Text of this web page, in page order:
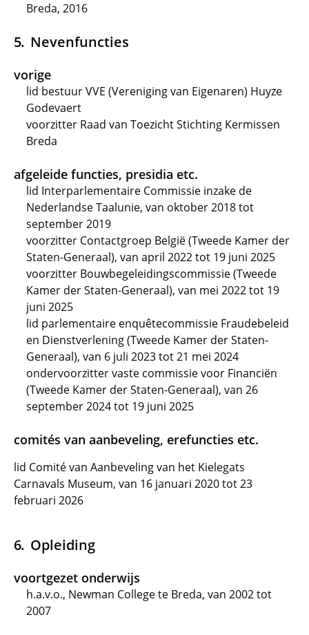
Breda, 2016
Nevenfuncties
vorige
lid bestuur VVE (Vereniging van Eigenaren) Huyze
Godevaert
voorzitter Raad van Toezicht Stichting Kermissen
Breda
afgeleide functies, presidia etc.
lid Interparlementaire Commissie inzake de
Nederlandse Taalunie, van oktober 2018 tot
september 2019
voorzitter Contactgroep België (Tweede Kamer der
Staten-Generaal), van april 2022 tot 19 juni 2025
voorzitter Bouwbegeleidingscommissie (Tweede
Kamer der Staten-Generaal), van mei 2022 tot 19
juni 2025
lid parlementaire enquêtecommissie Fraudebeleid
en Dienstverlening (Tweede Kamer der Staten-
Generaal), van 6 juli 2023 tot 21 mei 2024
ondervoorzitter vaste commissie voor Financiën
(Tweede Kamer der Staten-Generaal), van 26
september 2024 tot 19 juni 2025
comités van aanbeveling, erefuncties etc.
lid Comité van Aanbeveling van het Kielegats
Carnavals Museum, van 16 januari 2020 tot 23
februari 2026
Opleiding
voortgezet onderwijs
h.a.v.o., Newman College te Breda, van 2002 tot
2007